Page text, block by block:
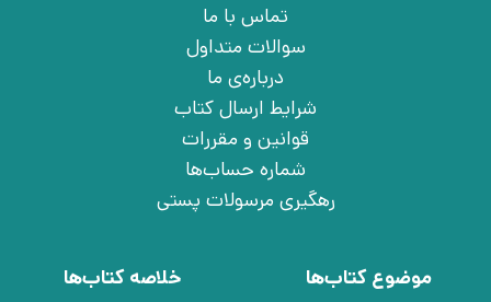
تماس با ما
سوالات متداول
درباره‌ی ما
شرایط ارسال کتاب
قوانین و مقررات
شماره حساب‌ها
رهگیری مرسولات پستی
موضوع کتاب‌ها
خلاصه کتاب‌ها